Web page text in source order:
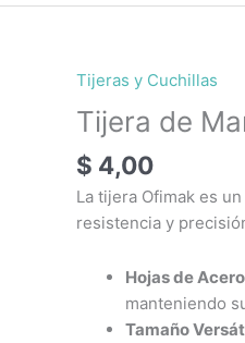
Tijeras y Cuchillas
Tijera de
$ 4,00
La tijera Ofimak es
resistencia y
Hojas de
manteniendo
Tamaño